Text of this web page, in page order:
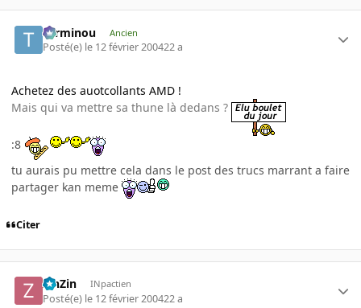
Terminou Ancien
Posté(e) le 12 février 200422 a
Achetez des auotcollants AMD !
Mais qui va mettre sa thune là dedans ?
:8
tu aurais pu mettre cela dans le post des trucs marrant a faire
partager kan meme
Citer
ZinZin INpactien
Posté(e) le 12 février 200422 a